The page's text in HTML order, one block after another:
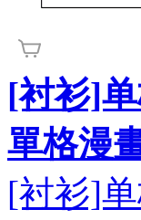
[衬衫]
單格漫
[衬衫]